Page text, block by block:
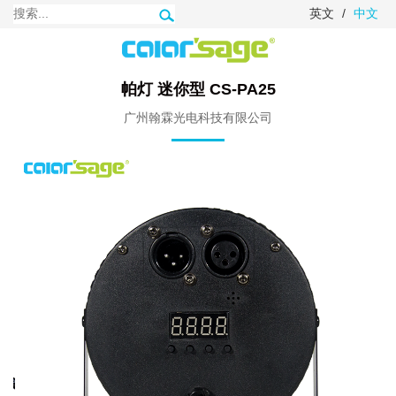
英文 / 中文
帕灯 迷你型 CS-PA25
广州翰霖光电科技有限公司